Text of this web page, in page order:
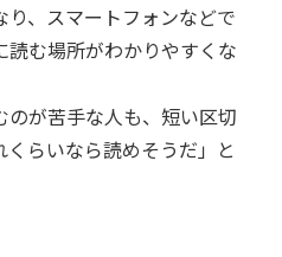
、スマートフォンなどで
む場所がわかりやすくな
のが苦手な人も、短い区切
らいなら読めそうだ」と